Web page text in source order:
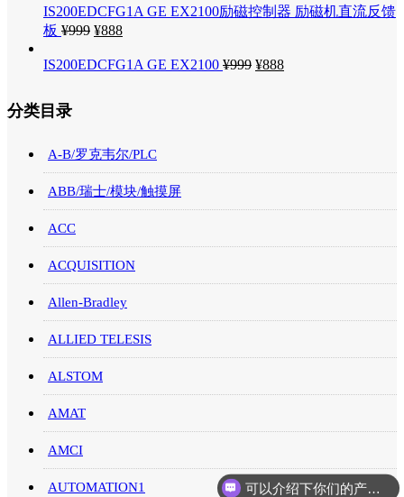
IS200EDCFG1A GE EX2100励磁控制器 励磁机直流反馈
板 ¥999 ¥888
IS200EDCFG1A GE EX2100 ¥999 ¥888
分类目录
A-B/罗克韦尔/PLC
ABB/瑞士/模块/触摸屏
ACC
ACQUISITION
Allen-Bradley
ALLIED TELESIS
ALSTOM
AMAT
AMCI
AUTOMATION1 可以介绍下你们的产品么